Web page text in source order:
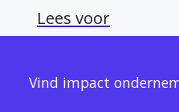
Lees voor
Vind impact